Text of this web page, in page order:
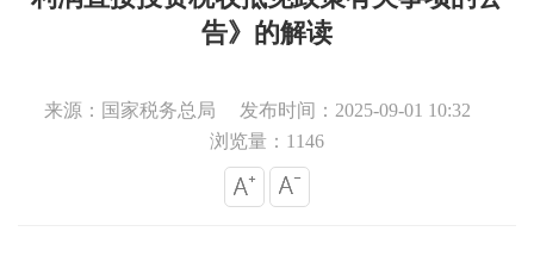
告》的解读
来源：国家税务总局
发布时间：2025-09-01 10:32
浏览量：1146